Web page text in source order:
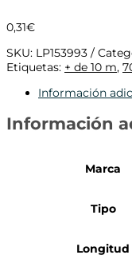
0,31€
SKU: LP153993
Etiquetas: + de 10 m,
Información
Información
Marca
Tipo
Longitud